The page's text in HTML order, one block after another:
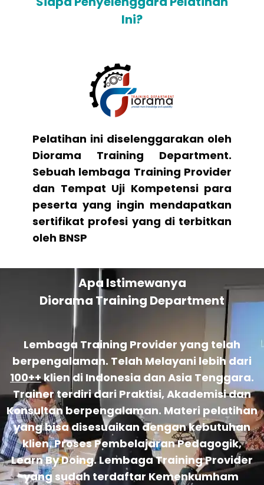
Ini?
Pelatihan ini diselenggarakan oleh
Diorama Training Department.
Sebuah lembaga Training Provider
dan Tempat Uji Kompetensi para
peserta yang ingin mendapatkan
sertifikat profesi yang di terbitkan
oleh BNSP
Apa Istimewanya
Diorama Training Department
Lembaga Training Provider yang telah
berpengalaman. Telah Melayani lebih dari
100++klien di Indonesia dan Asia Tenggara.
Trainer terdiri dari Praktisi, Akademisi dan
Konsultan berpengalaman. Materi pelatihan
yang bisa disesuaikan dengan kebutuhan
klien. Proses Pembelajaran Pedagogik,
Learn By Doing. Lembaga Training Provider
yang sudah terdaftar Kemenkumham